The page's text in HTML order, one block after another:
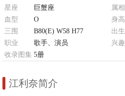
星座
巨蟹座 属相
血型
O 身高
三围
B80(E) W58 H77 出生
职业
歌手、演员 兴趣
收录图集 5册
江利奈简介